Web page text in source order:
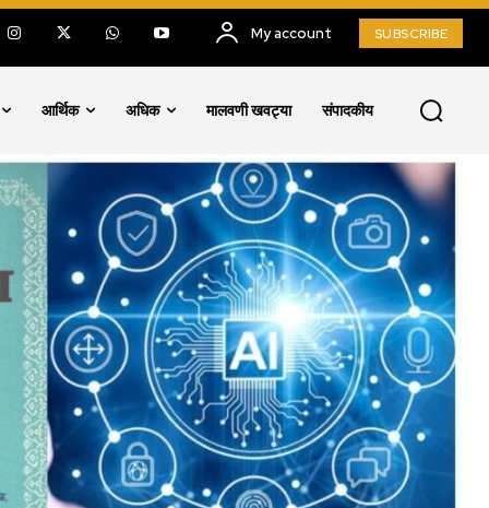
My account SUBSCRIBE
आर्थिक अधिक मालवणी खवट्या संपादकीय